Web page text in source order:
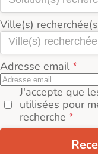
Ville(s)
Adresse email
J'accepte que
utilisées pour
recherche